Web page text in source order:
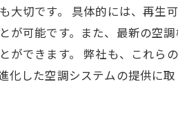
切です。 具体的には、再生
可能です。また、最新の空
できます。 弊社も、これら
した空調システムの提供に取